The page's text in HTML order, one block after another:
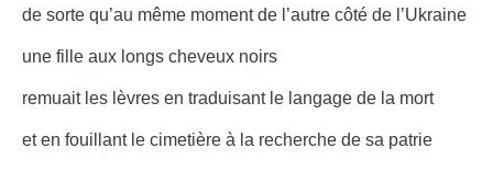
de sorte qu’au même moment de l’autre côté de l’Ukraine
une fille aux longs cheveux noirs
remuait les lèvres en traduisant le langage de la mort
et en fouillant le cimetière à la recherche de sa patrie